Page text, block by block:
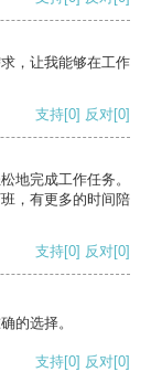
，让我能够在工作
支持[0] 反对[0]
地完成工作任务。
，有更多的时间陪
支持[0] 反对[0]
的选择。
支持[0] 反对[0]